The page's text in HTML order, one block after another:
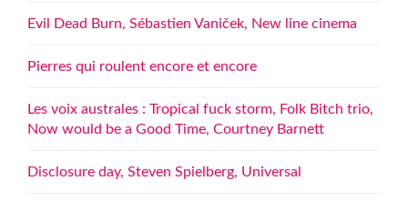
Evil Dead Burn, Sébastien Vaniček, New line cinema
Pierres qui roulent encore et encore
Les voix australes : Tropical fuck storm, Folk Bitch trio,
Now would be a Good Time, Courtney Barnett
Disclosure day, Steven Spielberg, Universal